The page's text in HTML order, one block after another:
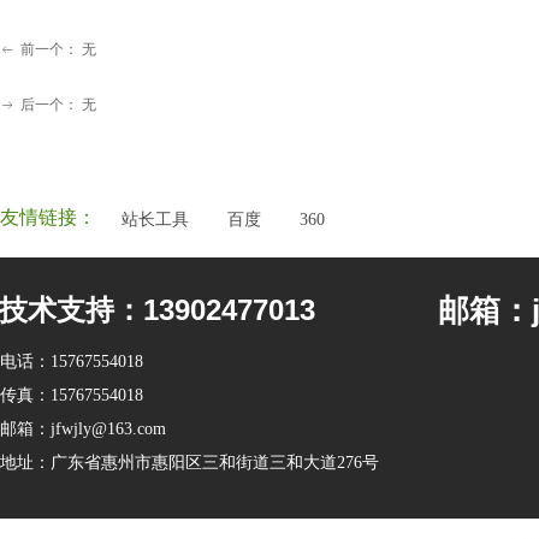
ꂃ 前一个： 无
ꁹ 后一个： 无
邮箱
技术支持：13902477013
电话： 15767554018
传真： 15767554018
邮箱： jfwjly@163.com
地址： 广东省惠州市惠阳区三和街道三和大道276号
友情链接： 站长工具 百度 360